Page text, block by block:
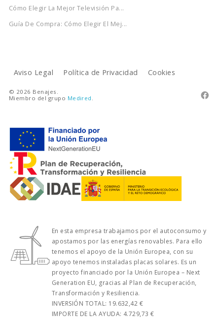
Cómo Elegir La Mejor Televisión Pa...
Guía De Compra: Cómo Elegir El Mej...
Aviso Legal Política de Privacidad Cookies

© 2026 Benajes.
Miembro del grupo Medired .
En esta empresa trabajamos por el autoconsumo y
apostamos por las energías renovables. Para ello
tenemos el apoyo de la Unión Europea, con su
apoyo tenemos instaladas placas solares. Es un
proyecto financiado por la Unión Europea – Next
Generation EU, gracias al Plan de Recuperación,
Transformación y Resiliencia.
INVERSIÓN TOTAL: 19.632,42 €
IMPORTE DE LA AYUDA: 4.729,73 €